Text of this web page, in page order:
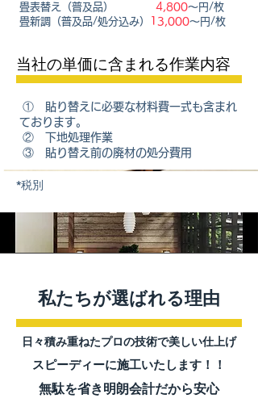
畳表替え（普及品） 4,800〜円/枚
畳新調（普及品/処分込み）
13,000〜円/枚
当社の単価に含まれる作業内容
① 貼り替えに必要な材料費一式も含まれ
ております。
② 下地処理作業
③ 貼り替え前の廃材の処分費用
*税別
私たちが選ばれる理由
​日々積み重ねたプロの技術で美しい仕上げ
スピーディーに施工いたします！！
無駄を省き明朗会計だから安心